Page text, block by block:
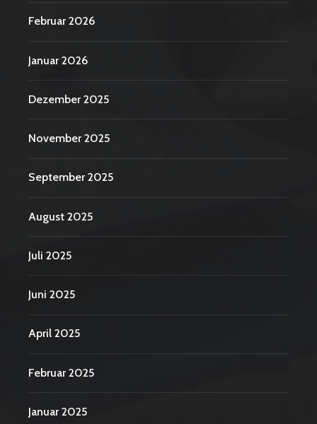
Februar 2026
Januar 2026
Dezember 2025
November 2025
September 2025
August 2025
Juli 2025
Juni 2025
April 2025
Februar 2025
Januar 2025